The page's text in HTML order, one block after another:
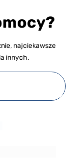
najciekawsze
innych.